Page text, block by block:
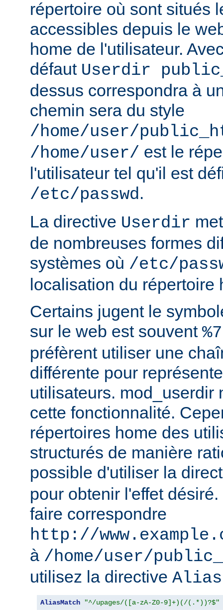
répertoire où sont situés
accessibles depuis le
home de l'utilisateur.
défaut Userdir
dessus correspondra à
chemin sera du style
/home/user/
/home/user/ est le
l'utilisateur tel qu'il est
/etc/passwd.
La directive Userdir
de nombreuses formes
systèmes où /etc/
localisation du répertoire
Certains jugent le
sur le web est souvent
préfèrent utiliser une
différente pour
utilisateurs. mod_userdir
cette fonctionnalité.
répertoires home des
structurés de manière
possible d'utiliser la
pour obtenir l'effet
faire correspondre
http://
à /home/user/
utilisez la directive
AliasMatch "^/upages/([a-zA-Z0-9]+)(/(.*))?$"